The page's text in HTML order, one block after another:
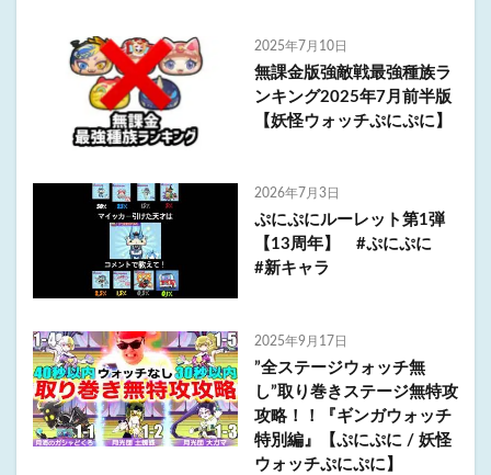
2025年7月10日
無課金版強敵戦最強種族ラ
ンキング2025年7月前半版
【妖怪ウォッチぷにぷに】
2026年7月3日
ぷにぷにルーレット第1弾
【13周年】 #ぷにぷに
#新キャラ
2025年9月17日
”全ステージウォッチ無
し”取り巻きステージ無特攻
攻略！！『ギンガウォッチ
特別編』【ぷにぷに / 妖怪
ウォッチぷにぷに】